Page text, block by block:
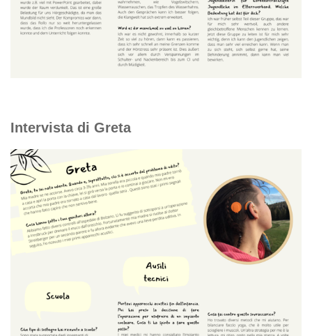
Intervista di Greta